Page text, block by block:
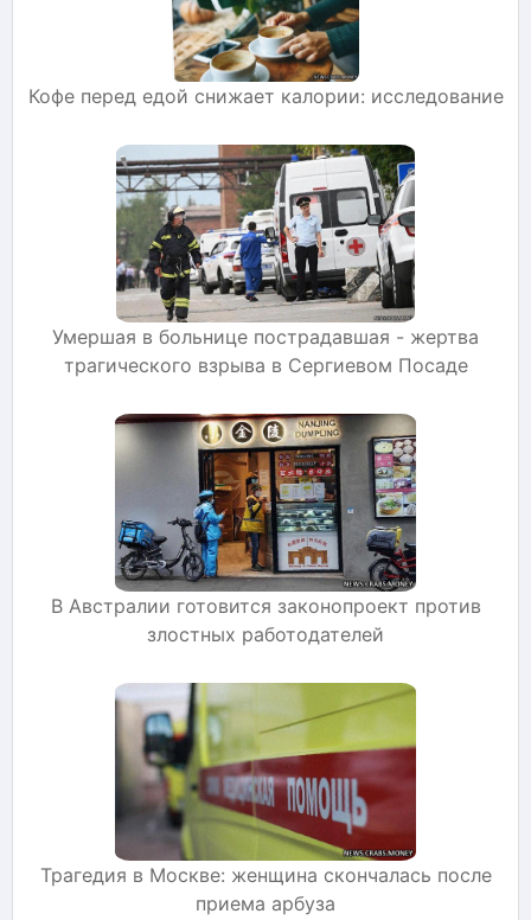
Кофе перед едой снижает калории: исследование
Умершая в больнице пострадавшая - жертва
трагического взрыва в Сергиевом Посаде
В Австралии готовится законопроект против
злостных работодателей
Трагедия в Москве: женщина скончалась после
приема арбуза